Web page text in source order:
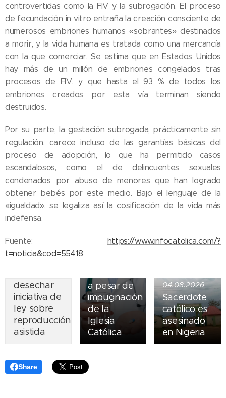
controvertidas como la FIV y la subrogación. El proceso
de fecundación in vitro entraña la creación consciente de
numerosos embriones humanos «sobrantes» destinados
a morir, y la vida humana es tratada como una mercancía
con la que comerciar. Se estima que en Estados Unidos
hay más de un millón de embriones congelados tras
procesos de FIV, y que hasta el 93 % de todos los
embriones creados por esta vía terminan siendo
destruidos.
Por su parte, la gestación subrogada, prácticamente sin
regulación, carece incluso de las garantías básicas del
proceso de adopción, lo que ha permitido casos
escandalosos, como el de delincuentes sexuales
condenados por abuso de menores que han logrado
obtener bebés por este medio. Bajo el lenguaje de la
«igualdad», se legaliza así la cosificación de la vida más
indefensa.
Fuente: https://www.infocatolica.com/?
t=noticia&cod=55418
07.08.2026
Piden
desechar
iniciativa de
ley sobre
reproducción
asistida
05.08.2026
asistido
a pesar de
impugnación
de la
Iglesia
Católica
04.08.2026
Sacerdote
católico es
asesinado
en Nigeria
Share